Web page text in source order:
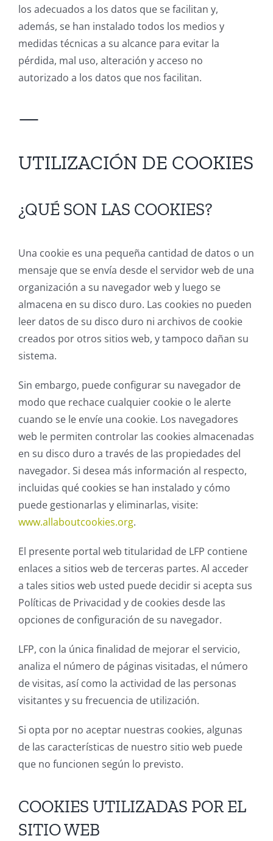
los adecuados a los datos que se facilitan y,
además, se han instalado todos los medios y
medidas técnicas a su alcance para evitar la
pérdida, mal uso, alteración y acceso no
autorizado a los datos que nos facilitan.
—
UTILIZACIÓN DE COOKIES
¿QUÉ SON LAS COOKIES?
Una cookie es una pequeña cantidad de datos o un
mensaje que se envía desde el servidor web de una
organización a su navegador web y luego se
almacena en su disco duro. Las cookies no pueden
leer datos de su disco duro ni archivos de cookie
creados por otros sitios web, y tampoco dañan su
sistema.
Sin embargo, puede configurar su navegador de
modo que rechace cualquier cookie o le alerte
cuando se le envíe una cookie. Los navegadores
web le permiten controlar las cookies almacenadas
en su disco duro a través de las propiedades del
navegador. Si desea más información al respecto,
incluidas qué cookies se han instalado y cómo
puede gestionarlas y eliminarlas, visite:
www.allaboutcookies.org.
El presente portal web titularidad de LFP contiene
enlaces a sitios web de terceras partes. Al acceder
a tales sitios web usted puede decidir si acepta sus
Políticas de Privacidad y de cookies desde las
opciones de configuración de su navegador.
LFP, con la única finalidad de mejorar el servicio,
analiza el número de páginas visitadas, el número
de visitas, así como la actividad de las personas
visitantes y su frecuencia de utilización.
Si opta por no aceptar nuestras cookies, algunas
de las características de nuestro sitio web puede
que no funcionen según lo previsto.
COOKIES UTILIZADAS POR EL
SITIO WEB